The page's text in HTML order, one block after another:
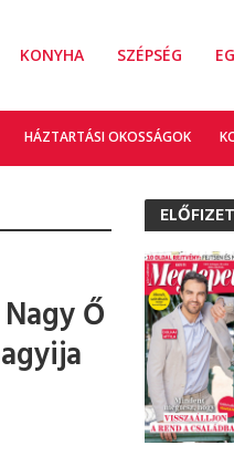
KONYHA SZÉPSÉG
HÁZTARTÁSI OKOSSÁGOK
Ő